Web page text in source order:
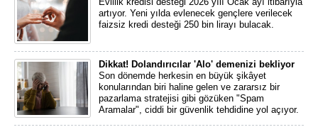
artıyor. Yeni yılda evlenecek gençlere verilecek
faizsiz kredi desteği 250 bin lirayı bulacak.
Dikkat! Dolandırıcılar 'Alo' demenizi bekliyor
Son dönemde herkesin en büyük şikâyet
konularından biri haline gelen ve zararsız bir
pazarlama stratejisi gibi gözüken "Spam
Aramalar", ciddi bir güvenlik tehdidine yol açıyor.